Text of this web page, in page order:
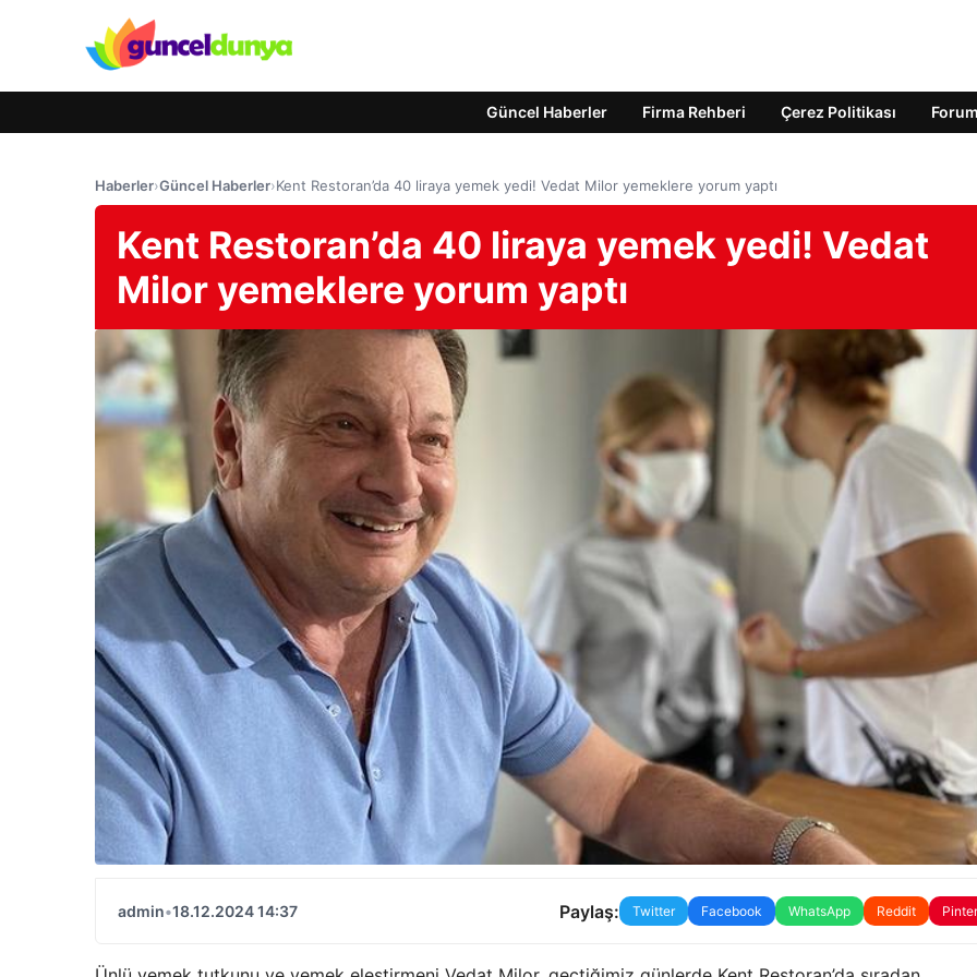
Güncel Haberler Firma Rehberi Çerez Politikası Forum
Haberler›Güncel Haberler›Kent Restoran’da 40 liraya yemek yedi! Vedat Milor yemeklere yorum yaptı
Kent Restoran’da 40 liraya yemek yedi! Vedat
Milor yemeklere yorum yaptı
admin•18.12.2024 14:37 Paylaş: Twitter Facebook WhatsApp Reddit